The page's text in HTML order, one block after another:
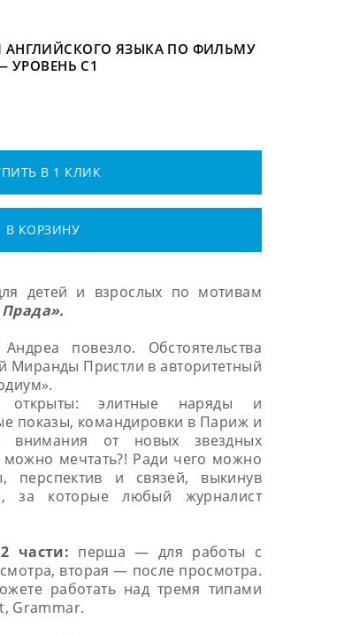
АНГЛИЙСКОГО ЯЗЫКА ПО ФИЛЬМУ
— УРОВЕНЬ С1
В 1 КЛИК
В КОРЗИНУ
детей и взрослых по мотивам
повезло. Обстоятельства
Миранды Пристли в авторитетный
открыты: элитные наряды и
показы, командировки в Париж и
внимания от новых звездных
мечтать?! Ради чего можно
перспектив и связей, выкинув
за которые любый журналист
2 части: перша — для работы с
вторая — после просмотра.
работать над тремя типами
Grammar.